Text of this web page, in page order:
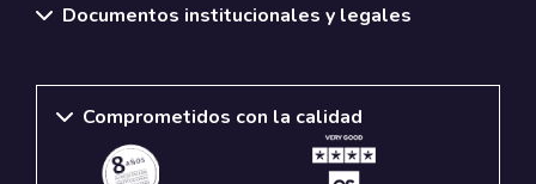
Documentos institucionales y legales
Comprometidos con la calidad